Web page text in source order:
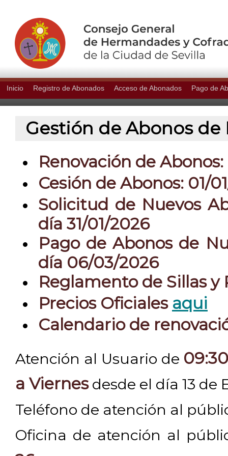
Inicio Registro de Abonados Acceso de Abonados Pago de
Gestión de Abonos de
Renovación de
Cesión de Abonos: 01/
Solicitud de Nuevos
día 31/01/2026
Pago de Abonos de
día 06/03/2026
Reglamento de Sillas y
Precios Oficiales aqui
Calendario de
Atención al Usuario de
a Viernesdesde el día 13 de
Teléfono de atención al
Oficina de atención al